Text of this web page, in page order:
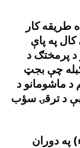
طريقه کار
په پاې
پرمختګ د
چې بجټ
د ماشومانو د
د ترقۍ سؤب
مالى کال (٢٠١٤ء – ٢٠١٣ء) په دوران